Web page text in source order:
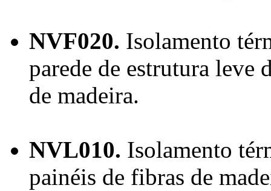
NVF020. Isolamento
parede de estrutura leve
de madeira.
NVL010. Isolamento
painéis de fibras de